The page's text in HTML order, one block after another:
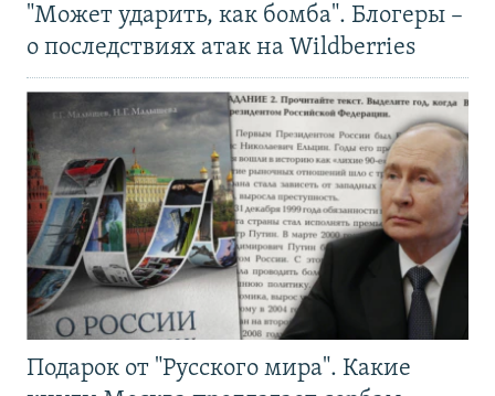
"Может ударить, как бомба". Блогеры –
о последствиях атак на Wildberries
Подарок от "Русского мира". Какие